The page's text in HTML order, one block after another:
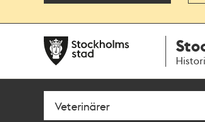
navigationen
huvudinnehållet
Sök